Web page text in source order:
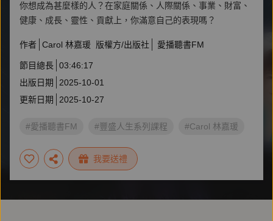
你想成為甚麼樣的人？在家庭關係、人際關係、事業、財富、
健康、成長、靈性、貢獻上，你滿意自己的表現嗎？
作者 Carol 林嘉瑗 版權方/出版社 愛播聽書FM
節目總長 03:46:17
出版日期
2025-10-01
更新日期
2025-10-27
#愛播聽書FM #豐盛人生系列課程 #Carol 林嘉瑗
我要送禮